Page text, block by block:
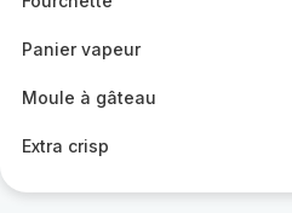
Panier vapeur
Moule à gâteau
Extra crisp